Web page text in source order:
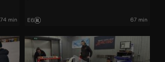
74 min E6 67 min